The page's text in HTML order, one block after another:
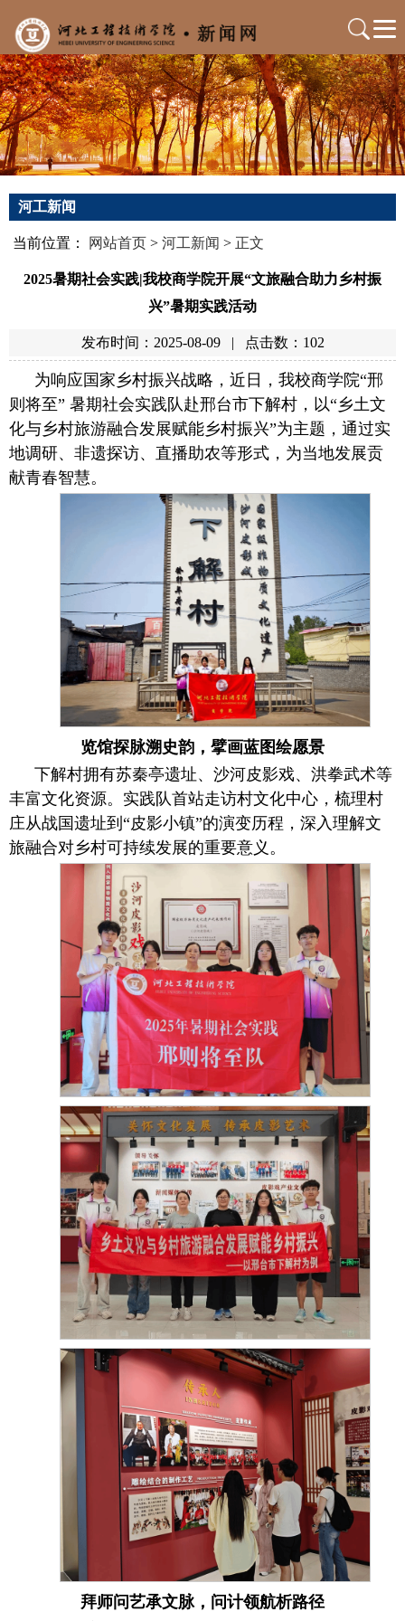
河工新闻
当前位置： 网站首页 > 河工新闻 > 正文
2025暑期社会实践|我校商学院开展“文旅融合助力乡村振
兴”暑期实践活动
发布时间：2025-08-09| 点击数： 102
为响应国家乡村振兴战略，近日，我校商学院“邢
则将至” 暑期社会实践队赴邢台市下解村，以“乡土文
化与乡村旅游融合发展赋能乡村振兴”为主题，通过实
地调研、非遗探访、直播助农等形式，为当地发展贡
献青春智慧。
览馆探脉溯史韵，擘画蓝图绘愿景
下解村拥有苏秦亭遗址、沙河皮影戏、洪拳武术等
丰富文化资源。实践队首站走访村文化中心，梳理村
庄从战国遗址到“皮影小镇”的演变历程，深入理解文
旅融合对乡村可持续发展的重要意义。
拜师问艺承文脉，问计领航析路径